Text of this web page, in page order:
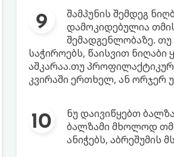
შამპუნის შემდეგ
დამოკიდებულია
შემადგენლობაზე.
საჭიროებს, წაისვით
აშკარაა.თუ
კვირაში ერთხელ, ან ორჯერ
ნუ დაივიწყებთ
ბალზამი მხოლოდ
ანიჭებს, აბრეშუმის